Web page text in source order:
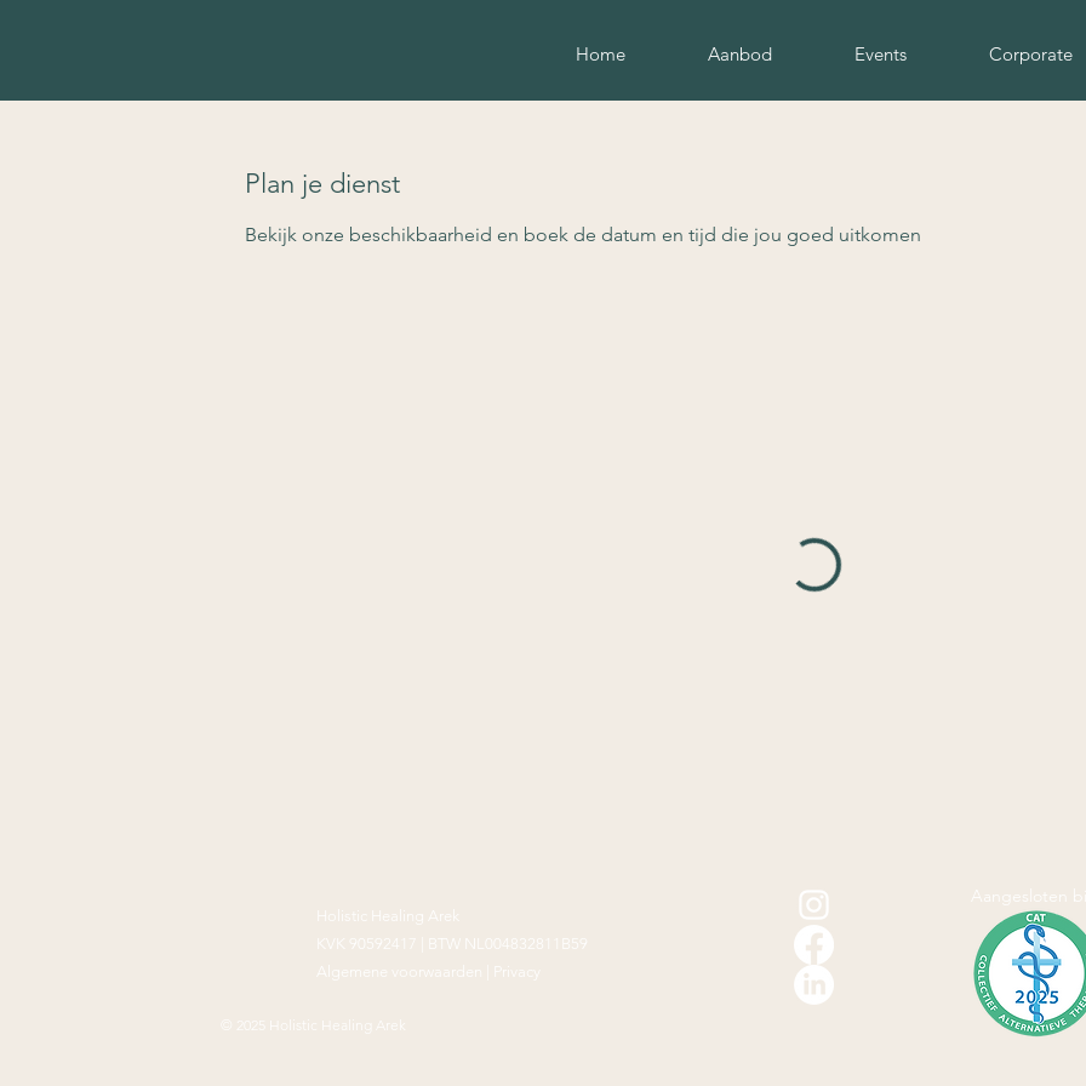
Home Aanbod Events Corporate
Plan je dienst
Bekijk onze beschikbaarheid en boek de datum en tijd die jou goed uitkomen
Holistic Healing Arek
KVK 90592417 |
BTW NL004832811B59
Algemene voorwaarden
Privacy
© 2025 Holistic Healing Arek
Aangesloten